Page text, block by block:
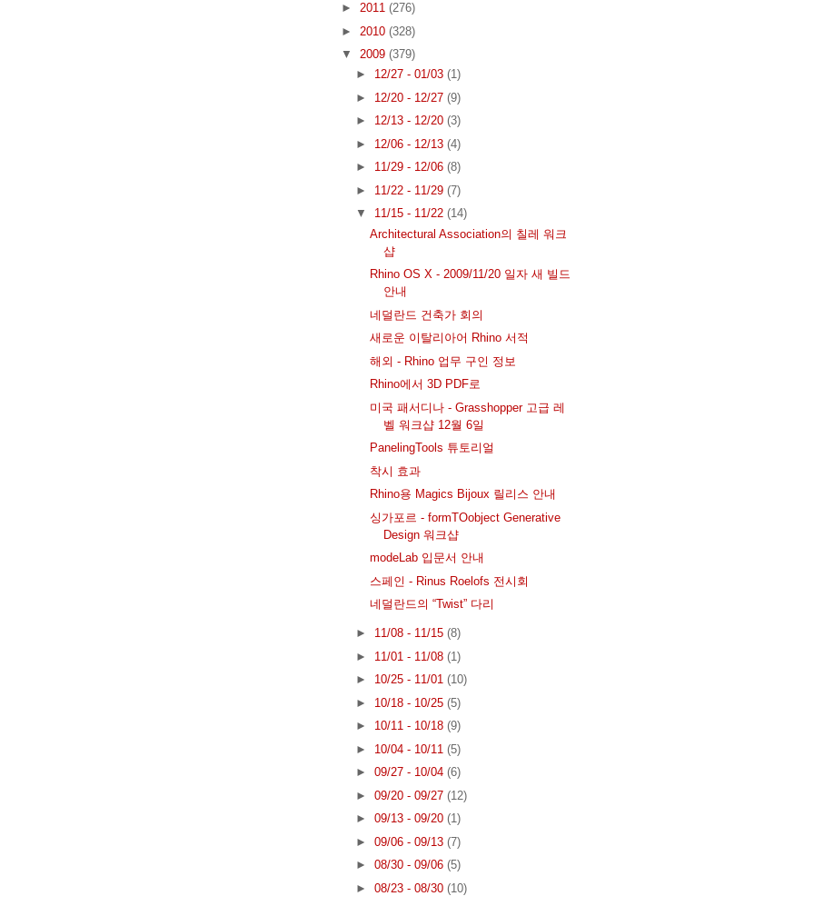
► 2011 (276)
► 2010 (328)
▼ 2009 (379)
► 12/27 - 01/03 (1)
► 12/20 - 12/27 (9)
► 12/13 - 12/20 (3)
► 12/06 - 12/13 (4)
► 11/29 - 12/06 (8)
► 11/22 - 11/29 (7)
▼ 11/15 - 11/22 (14)
Architectural Association의 칠레 워크
샵
Rhino OS X - 2009/11/20 일자 새 빌드
안내
네덜란드 건축가 회의
새로운 이탈리아어 Rhino 서적
해외 - Rhino 업무 구인 정보
Rhino에서 3D PDF로
미국 패서디나 - Grasshopper 고급 레
벨 워크샵 12월 6일
PanelingTools 튜토리얼
착시 효과
Rhino용 Magics Bijoux 릴리스 안내
싱가포르 - formTOobject Generative
Design 워크샵
modeLab 입문서 안내
스페인 - Rinus Roelofs 전시회
네덜란드의 “Twist” 다리
► 11/08 - 11/15 (8)
► 11/01 - 11/08 (1)
► 10/25 - 11/01 (10)
► 10/18 - 10/25 (5)
► 10/11 - 10/18 (9)
► 10/04 - 10/11 (5)
► 09/27 - 10/04 (6)
► 09/20 - 09/27 (12)
► 09/13 - 09/20 (1)
► 09/06 - 09/13 (7)
► 08/30 - 09/06 (5)
► 08/23 - 08/30 (10)